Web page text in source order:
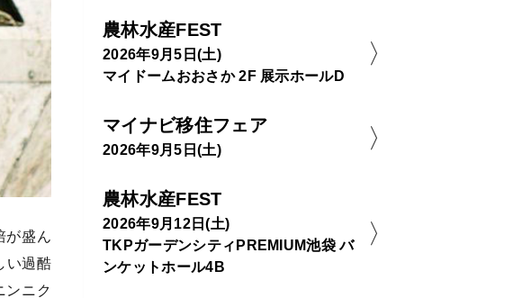
が盛ん
い過酷
ンニク
農林水産FEST
2026年9月5日(土)
マイドームおおさか 2F 展示ホールD
マイナビ移住フェア
2026年9月5日(土)
農林水産FEST
2026年9月12日(土)
TKPガーデンシティPREMIUM池袋 バ
ンケットホール4B